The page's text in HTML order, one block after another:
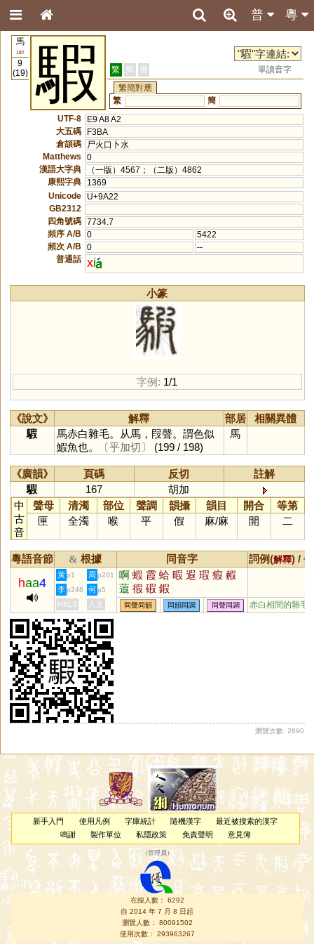
粵
普
馬
187
9
(19)
騢 繁 簡 港
單讀音字
繁簡對應
繁
簡
UTF-8
E9 A8 A2
大五碼
F3BA
倉頡碼
尸火口卜水
Matthews
0
漢語大字典
（一版）4567；（二版）4862
康熙字典
1369
Unicode
U+9A22
GB2312
四角號碼 7734.7
頻序 A/B
0
5422
頻次 A/B
0
--
普通話 xi
小篆
字例: 1/1
《說文》 解釋 部居
相關異體
騢
馬赤白雜毛。从馬，叚聲。謂色似
鰕魚也。
〔乎加切〕 (199 / 198)
馬
《廣韻》 頁碼 反切
註解
騢
167
胡加
中
古
音
聲母 清濁 部位 聲調 韻攝 韻目 開合
等第
匣
全濁 喉 平 假 麻/麻 開 二
粵語音節 & 根據 同音字 詞例(解釋) /
haa4
黃 p1 周 p201 啊 蝦 霞 蛤 暇 遐 瑕 瘕 赮
蕸 徦 碬 鍜
李 p246 何 p5
HKLS 人文 同聲同韻 同韻同調 同聲同調 赤白相間的雜毛
瀏覽次數: 2890
新手入門 使用凡例 字庫統計 隨機漢字
最近被搜索的漢字
鳴謝
製作單位 私隱政策 免責聲明 意見簿
（管理員 ）
在線人數： 6292
自 2014 年 7 月 8 日起
瀏覽人數： 80091502
使用次數： 293963267